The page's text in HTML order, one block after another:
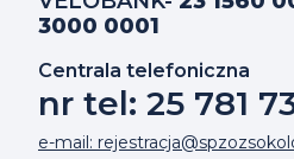
3000 0001
Centrala telefoniczna
nr tel: 25 781
e-mail: